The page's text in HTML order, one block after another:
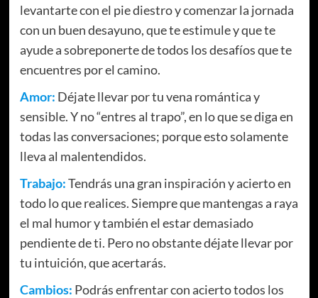
levantarte con el pie diestro y comenzar la jornada
con un buen desayuno, que te estimule y que te
ayude a sobreponerte de todos los desafíos que te
encuentres por el camino.
Amor: Déjate llevar por tu vena romántica y
sensible. Y no “entres al trapo”, en lo que se diga en
todas las conversaciones; porque esto solamente
lleva al malentendidos.
Trabajo:Tendrás una gran inspiración y acierto en
todo lo que realices. Siempre que mantengas a raya
el mal humor y también el estar demasiado
pendiente de ti. Pero no obstante déjate llevar por
tu intuición, que acertarás.
Cambios: Podrás enfrentar con acierto todos los